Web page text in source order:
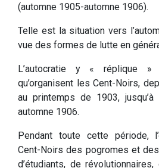
(automne 1905-automne 1906).
Telle est la situation vers
vue des formes de lutte en
L’autocratie y « réplique
qu’organisent les Cent-Noirs,
au printemps de 1903,
automne 1906.
Pendant toute cette période,
Cent-Noirs des pogromes et
d’étudiants, de révolutionnaires,